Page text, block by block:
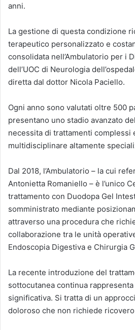
anni.
La gestione di questa condizione
terapeutico personalizzato e
consolidata nell’Ambulatorio per i
dell’UOC di Neurologia
diretta dal dottor Nicola Paciello.
Ogni anno sono valutati oltre 500
presentano uno stadio avanzato
necessita di trattamenti complessi
multidisciplinare altamente
Dal 2018, l’Ambulatorio – la cui
Antonietta Romaniello – è l’unico
trattamento con Duodopa Gel
somministrato mediante
attraverso una procedura che
collaborazione tra le unità
Endoscopia Digestiva e Chirurgia
La recente introduzione del
sottocutanea continua rappresenta
significativa. Si tratta di un
doloroso che non richiede